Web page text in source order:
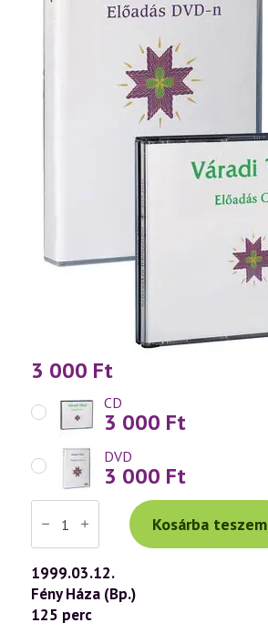
3 000 Ft
CD
3 000 Ft
DVD
3 000 Ft
Váradi
Tibor
előadás
(092)
—
Húsvét
misztériuma
(1999.03.12.)
mennyiség
Kosárba teszem
1999.03.12.
Fény Háza (Bp.)
125 perc